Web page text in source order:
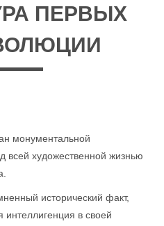
ПЕРВЫХ
монументальной
всей художественной жизнью
исторический факт,
интеллигенция в своей